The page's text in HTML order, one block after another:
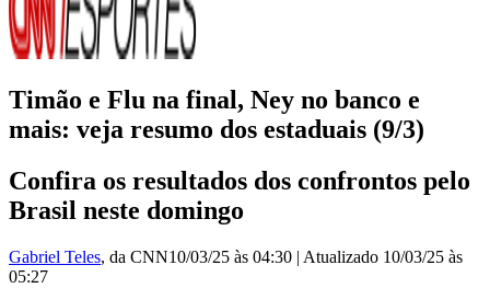
Timão e Flu na final, Ney no banco e
mais: veja resumo dos estaduais (9/3)
Confira os resultados dos confrontos pelo
Brasil neste domingo
Gabriel Teles, da CNN10/03/25 às 04:30 | Atualizado 10/03/25 às
05:27